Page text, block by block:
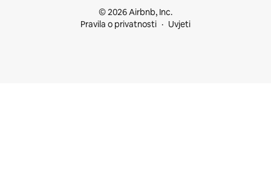
© 2026 Airbnb, Inc.
Pravila o privatnosti
Uvjeti